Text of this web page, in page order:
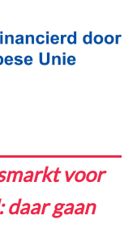
voor
daar gaan